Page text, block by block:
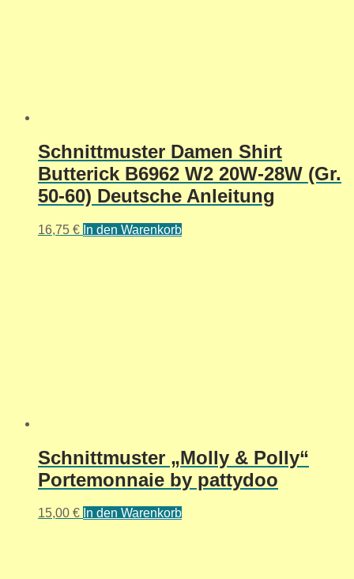
Schnittmuster Damen Shirt
Butterick B6962 W2 20W-28W (Gr.
50-60) Deutsche Anleitung
16,75 € In den Warenkorb
Schnittmuster „Molly & Polly“
Portemonnaie by pattydoo
15,00 € In den Warenkorb